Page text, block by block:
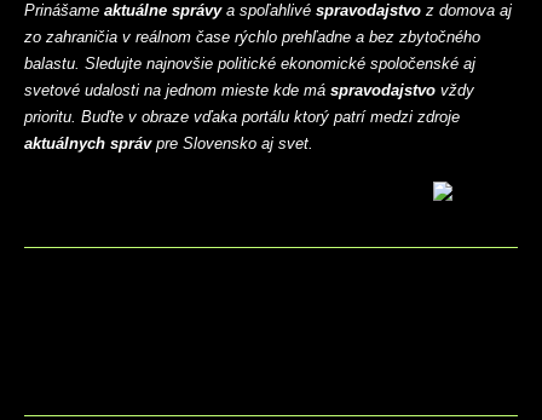
Prinášame aktuálne správya spoľahlivé spravodajstvo z domova aj
zo zahraničia v reálnom čase rýchlo prehľadne a bez zbytočného
balastu. Sledujte najnovšie politické ekonomické spoločenské aj
svetové udalosti na jednom mieste kde má spravodajstvo vždy
prioritu. Buďte v obraze vďaka portálu ktorý patrí medzi zdroje
aktuálnych správpre Slovensko aj svet.